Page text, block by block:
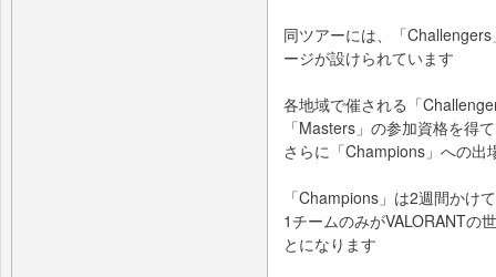
同ツアーには、「
ージが設けられています
各地域で催される「
「Masters」の参加資格を得
さらに「Champions」への出
「Champions」は2週間かけ
1チームのみがVALORANTの
とになります